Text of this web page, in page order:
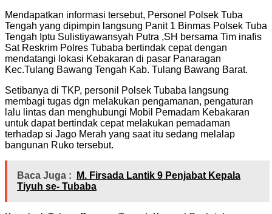
Mendapatkan informasi tersebut, Personel Polsek Tuba
Tengah yang dipimpin langsung Panit 1 Binmas Polsek Tuba
Tengah Iptu Sulistiyawansyah Putra ,SH bersama Tim inafis
Sat Reskrim Polres Tubaba bertindak cepat dengan
mendatangi lokasi Kebakaran di pasar Panaragan
Kec.Tulang Bawang Tengah Kab. Tulang Bawang Barat.
Setibanya di TKP, personil Polsek Tubaba langsung
membagi tugas dgn melakukan pengamanan, pengaturan
lalu lintas dan menghubungi Mobil Pemadam Kebakaran
untuk dapat bertindak cepat melakukan pemadaman
terhadap si Jago Merah yang saat itu sedang melalap
bangunan Ruko tersebut.
Baca Juga :
M. Firsada Lantik 9 Penjabat Kepala
Tiyuh se- Tubaba